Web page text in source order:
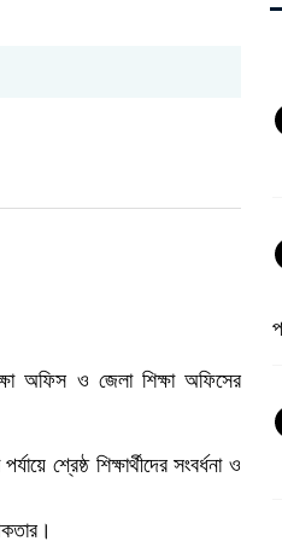
অফিস ও জেলা শিক্ষা অফিসের
শ্রেষ্ঠ শিক্ষার্থীদের সংবর্ধনা ও